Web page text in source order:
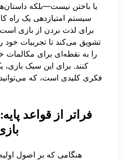
یا باختن نیست—بلکه
سیستم امتیازدهی یک راه
برای لذت بردن از بازی است.
تشویق می‌کند تا تجربیات
را به نقطه‌ای برای مکالمات
کنند. برای این سبک
فکری کلیدی است، که
فراتر از قواعد
هنگامی که بر اصول